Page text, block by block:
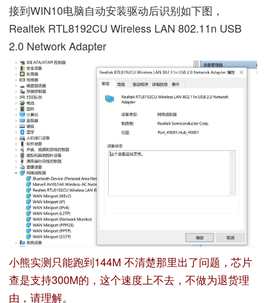
接到WIN10电脑自动安装驱动后识别如下图，
Realtek RTL8192CU Wireless LAN 802.11n USB
2.0 Network Adapter
小熊实测只能跑到144M 不清楚那里出了问题，芯片
查是支持300M的，这个速度上不去，不做为退货理
由，请理解。